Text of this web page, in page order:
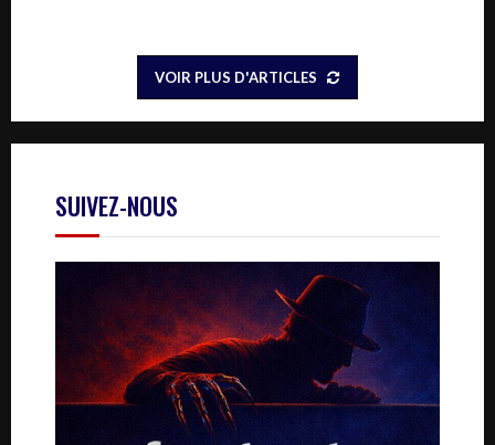
VOIR PLUS D'ARTICLES
SUIVEZ-NOUS